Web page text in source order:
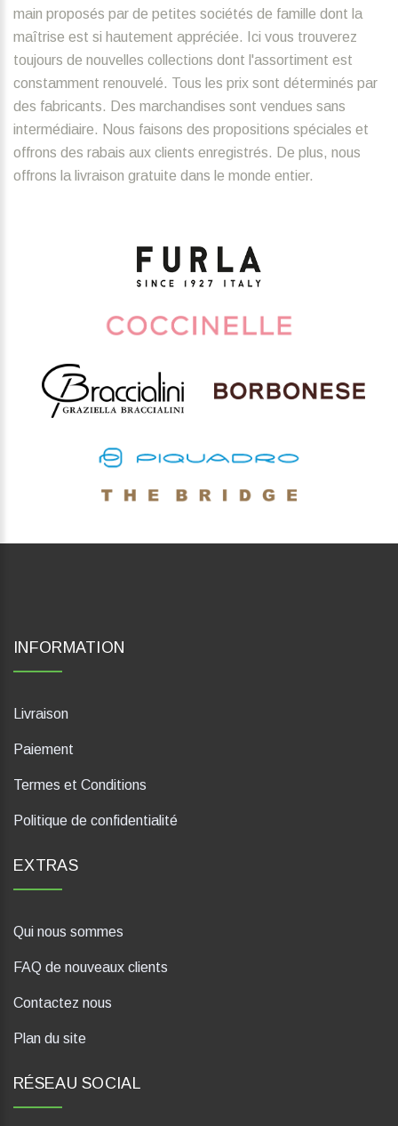
main proposés par de petites sociétés de famille dont la
maîtrise est si hautement appréciée. Ici vous trouverez
toujours de nouvelles collections dont l'assortiment est
constamment renouvelé. Tous les prix sont déterminés par
des fabricants. Des marchandises sont vendues sans
intermédiaire. Nous faisons des propositions spéciales et
offrons des rabais aux clients enregistrés. De plus, nous
offrons la livraison gratuite dans le monde entier.
INFORMATION
Livraison
Paiement
Termes et Conditions
Politique de confidentialité
EXTRAS
Qui nous sommes
FAQ de nouveaux clients
Contactez nous
Plan du site
RÉSEAU SOCIAL